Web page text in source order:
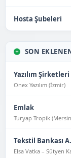
Hosta Şubeleri
SON
Yazılım Şirketleri
Onex Yazılım (İzmir)
Emlak
Turyap Tropik
Tekstil Bankası
Elsa Vatka – Sütyen